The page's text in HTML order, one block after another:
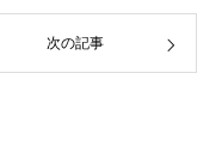
次の記事